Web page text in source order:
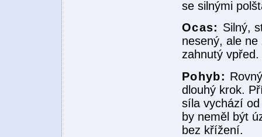
se silnými
Ocas: Silný,
nesený, ale
zahnutý
Pohyb:
dlouhý krok.
síla vychází
by neměl být
bez křížení.